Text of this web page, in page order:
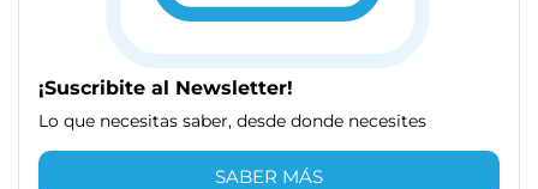
¡Suscribite al Newsletter!
Lo que necesitas saber, desde donde necesites
SABER MÁS